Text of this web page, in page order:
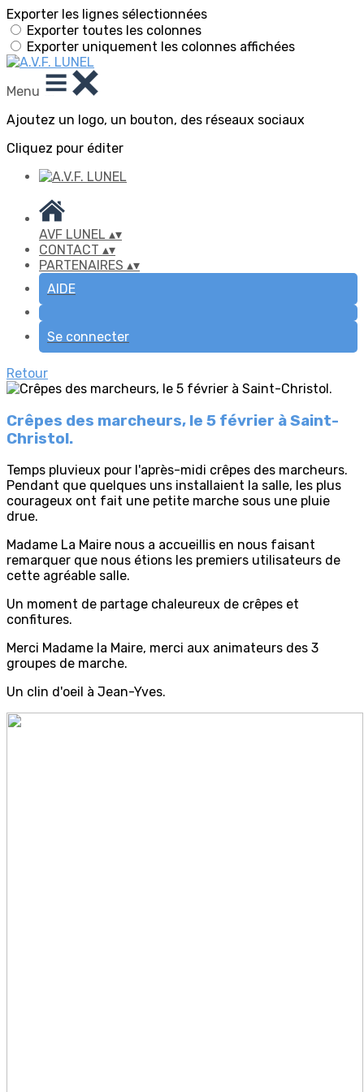
Exporter les lignes sélectionnées
Exporter toutes les colonnes
Exporter uniquement les colonnes affichées
Menu
Ajoutez un logo, un bouton, des réseaux sociaux
Cliquez pour éditer
AVF LUNEL ▴▾
CONTACT ▴▾
PARTENAIRES ▴▾
AIDE
Se connecter
Retour
Crêpes des marcheurs, le 5 février à Saint-
Christol.
Temps pluvieux pour l'après-midi crêpes des marcheurs.
Pendant que quelques uns installaient la salle, les plus
courageux ont fait une petite marche sous une pluie
drue.
Madame La Maire nous a accueillis en nous faisant
remarquer que nous étions les premiers utilisateurs de
cette agréable salle.
Un moment de partage chaleureux de crêpes et
confitures.
Merci Madame la Maire, merci aux animateurs des 3
groupes de marche.
Un clin d'oeil à Jean-Yves.